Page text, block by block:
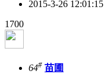
2015-3-26 12:01:15
1700
64# 苗圃